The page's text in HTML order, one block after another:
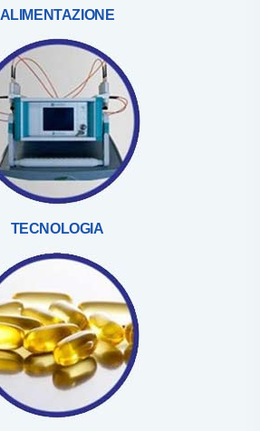
ALIMENTAZIONE
TECNOLOGIA